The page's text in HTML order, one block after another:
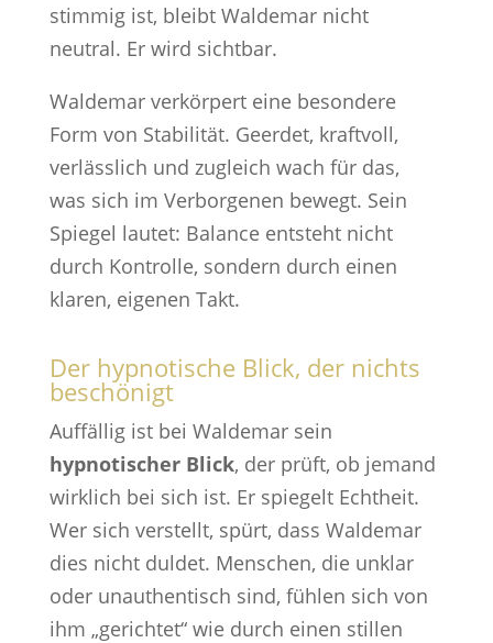
stimmig ist, bleibt Waldemar nicht
neutral. Er wird sichtbar.
Waldemar verkörpert eine besondere
Form von Stabilität. Geerdet, kraftvoll,
verlässlich und zugleich wach für das,
was sich im Verborgenen bewegt. Sein
Spiegel lautet: Balance entsteht nicht
durch Kontrolle, sondern durch einen
klaren, eigenen Takt.
Der hypnotische Blick, der nichts
beschönigt
Auffällig ist bei Waldemar sein
hypnotischer Blick, der prüft, ob jemand
wirklich bei sich ist. Er spiegelt Echtheit.
Wer sich verstellt, spürt, dass Waldemar
dies nicht duldet. Menschen, die unklar
oder unauthentisch sind, fühlen sich von
ihm „gerichtet“ wie durch einen stillen